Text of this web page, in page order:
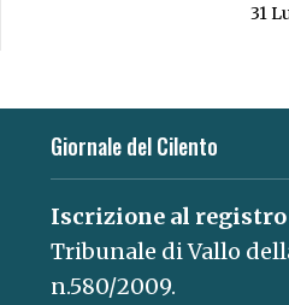
31
Giornale del Cilento
Iscrizione al registro
Tribunale di Vallo
n.580/2009.